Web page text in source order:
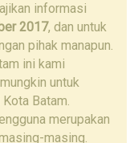
informasi
2017, dan untuk
pihak manapun.
ini kami
untuk
Batam.
merupakan
masing.